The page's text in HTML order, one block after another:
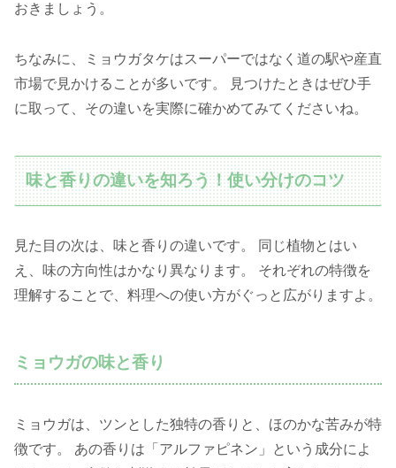
おきましょう。
ちなみに、ミョウガタケはスーパーではなく道の駅や産直
市場で見かけることが多いです。 見つけたときはぜひ手
に取って、その違いを実際に確かめてみてくださいね。
味と香りの違いを知ろう！使い分けのコツ
見た目の次は、味と香りの違いです。 同じ植物とはい
え、味の方向性はかなり異なります。 それぞれの特徴を
理解することで、料理への使い方がぐっと広がりますよ。
ミョウガの味と香り
ミョウガは、ツンとした独特の香りと、ほのかな苦みが特
徴です。 あの香りは「アルファピネン」という成分によ